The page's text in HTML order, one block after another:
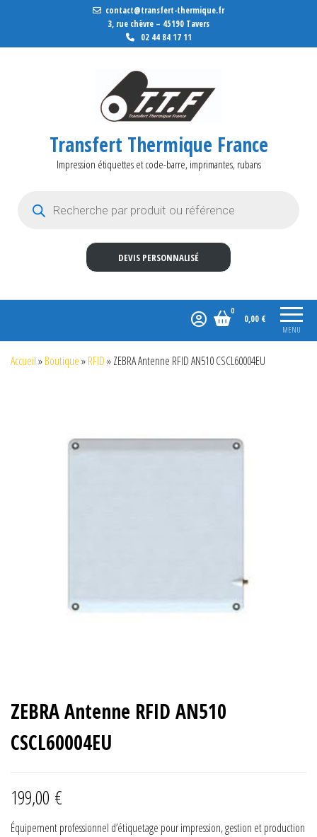
contact@transfert-thermique.fr
3, rue chèvre – 45190 Tavers
02 44 84 17 11
Transfert Thermique France
Impression étiquettes et code-barre, imprimantes, rubans
DEVIS PERSONNALISÉ
MENU
0
0,00 €
Accueil»Boutique»RFID»ZEBRA Antenne RFID AN510 CSCL60004EU
ZEBRA Antenne RFID AN510
CSCL60004EU
199,00 €
Équipement professionnel d’étiquetage pour impression, gestion et production